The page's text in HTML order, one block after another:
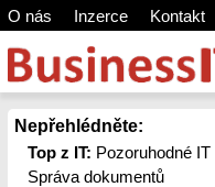
O nás Inzerce Kontakt
Nepřehlédněte:
Top z IT: Pozoruhodné
Správa dokumentů